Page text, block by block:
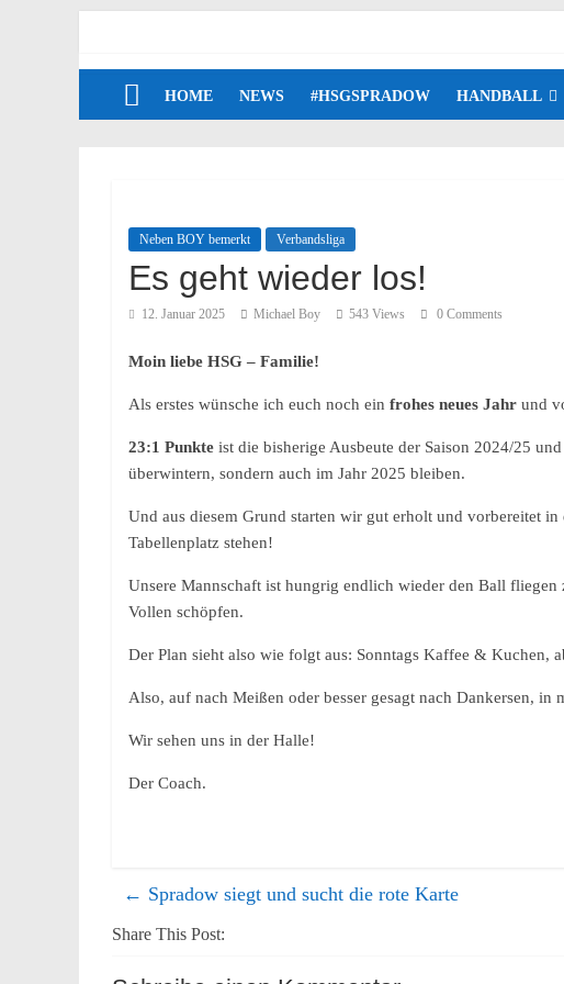
HOME NEWS #HSGSPRADOW HANDBALL
Neben BOY bemerkt Verbandsliga
Es geht wieder los!
12. Januar 2025 Michael Boy 543 Views 0 Comments
Moin liebe HSG – Familie!
Als erstes wünsche ich euch noch ein frohes neues Jahr und
23:1 Punkte ist die bisherige Ausbeute der Saison 2024/25
überwintern, sondern auch im Jahr 2025 bleiben.
Und aus diesem Grund starten wir gut erholt und vorbereitet
Tabellenplatz stehen!
Unsere Mannschaft ist hungrig endlich wieder den Ball fliegen
Vollen schöpfen.
Der Plan sieht also wie folgt aus: Sonntags Kaffee & Kuchen,
Also, auf nach Meißen oder besser gesagt nach Dankersen, in
Wir sehen uns in der Halle!
Der Coach.
← Spradow siegt und sucht die rote Karte
Share This Post: